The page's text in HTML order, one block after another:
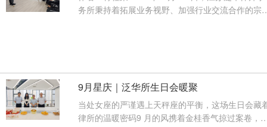
务所秉持着拓展业务视野、加强行业交流合作的宗
9月星庆｜泛华所生日会暖聚
当处女座的严谨遇上天秤座的平衡，这场生日会藏
律所的温暖密码9 月的风携着金桂香气掠过案卷，